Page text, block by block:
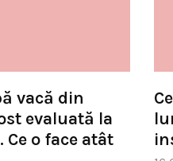
vacă din
evaluată la
o face atât